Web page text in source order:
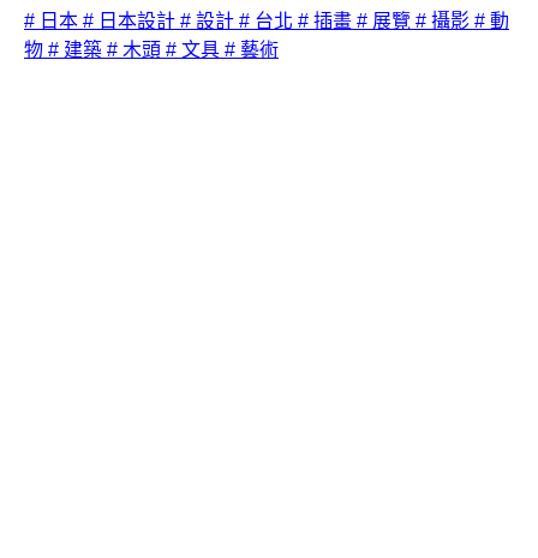
# 日本 # 日本設計 # 設計 # 台北 # 插畫 # 展覽 # 攝影 # 動
物 # 建築 # 木頭 # 文具 # 藝術